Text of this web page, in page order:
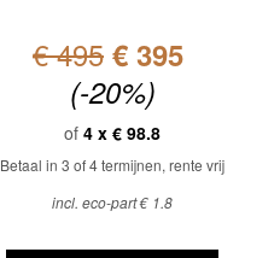
€ 495 € 395
(-20%)
of 4 x € 98.8
Betaal in 3 of 4 termijnen, rente vrij
incl. eco-part € 1.8